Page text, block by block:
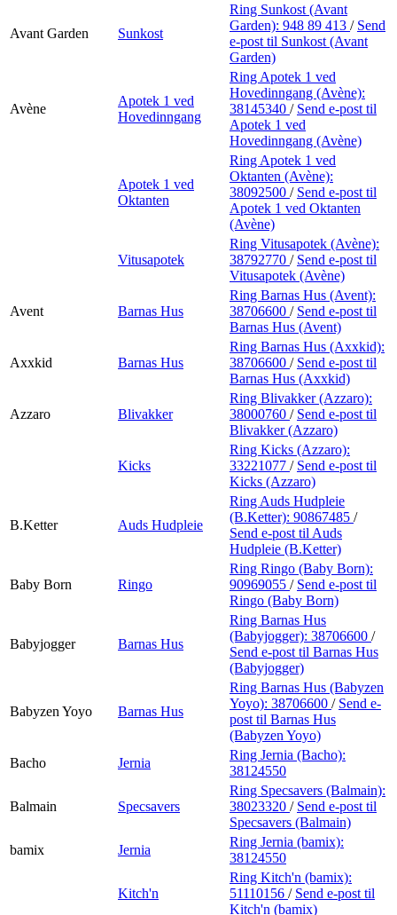
Avant Garden Sunkost
Ring Sunkost (Avant
Garden): 948 89 413 / Send
e-post til Sunkost (Avant
Garden)
Avène
Apotek 1 ved
Hovedinngang
Ring Apotek 1 ved
Hovedinngang (Avène):
38145340 / Send e-post til
Apotek 1 ved
Hovedinngang (Avène)
Apotek 1 ved
Oktanten
Ring Apotek 1 ved
Oktanten (Avène):
38092500 / Send e-post til
Apotek 1 ved Oktanten
(Avène)
Vitusapotek
Ring Vitusapotek (Avène):
38792770 / Send e-post til
Vitusapotek (Avène)
Avent Barnas Hus
Ring Barnas Hus (Avent):
38706600 / Send e-post til
Barnas Hus (Avent)
Axxkid Barnas Hus
Ring Barnas Hus (Axxkid):
38706600 / Send e-post til
Barnas Hus (Axxkid)
Azzaro Blivakker
Ring Blivakker (Azzaro):
38000760 / Send e-post til
Blivakker (Azzaro)
Kicks
Ring Kicks (Azzaro):
33221077 / Send e-post til
Kicks (Azzaro)
B.Ketter Auds Hudpleie
Ring Auds Hudpleie
(B.Ketter): 90867485 /
Send e-post til Auds
Hudpleie (B.Ketter)
Baby Born Ringo
Ring Ringo (Baby Born):
90969055 / Send e-post til
Ringo (Baby Born)
Babyjogger Barnas Hus
Ring Barnas Hus
(Babyjogger): 38706600 /
Send e-post til Barnas Hus
(Babyjogger)
Babyzen Yoyo Barnas Hus
Ring Barnas Hus (Babyzen
Yoyo): 38706600 / Send e-
post til Barnas Hus
(Babyzen Yoyo)
Bacho
Jernia
Ring Jernia (Bacho):
38124550
Balmain Specsavers
Ring Specsavers (Balmain):
38023320 / Send e-post til
Specsavers (Balmain)
bamix
Jernia
Ring Jernia (bamix):
38124550
Kitch'n
Ring Kitch'n (bamix):
51110156 / Send e-post til
Kitch'n (bamix)